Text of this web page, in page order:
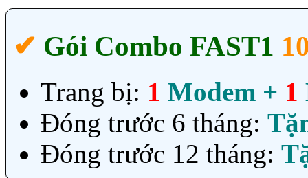
✔‎ Gói Combo FAST1
Trang bị: 1 Modem + 1
Đóng trước 6 tháng:
Đóng trước 12 tháng: